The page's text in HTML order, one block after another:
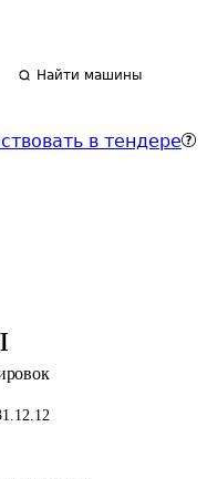
Найти машины
в тендере